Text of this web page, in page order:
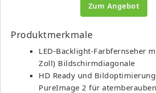
Zum Angebot
Produktmerkmale
LED-Backlight-Farbfernseher
Zoll) Bildschirmdiagonale
HD Ready und
PureImage 2 für